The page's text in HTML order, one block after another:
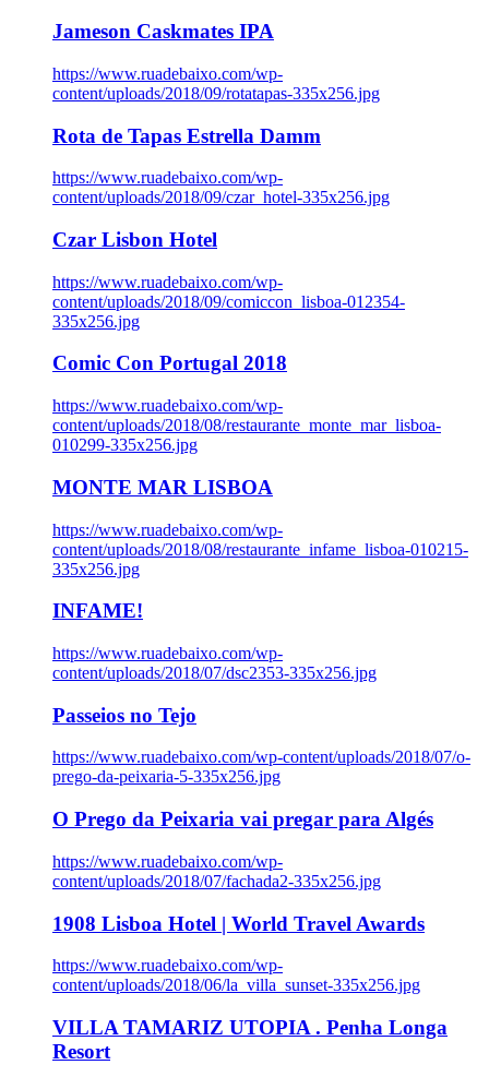
Jameson Caskmates IPA
https://www.ruadebaixo.com/wp-
content/uploads/2018/09/rotatapas-335x256.jpg
Rota de Tapas Estrella Damm
https://www.ruadebaixo.com/wp-
content/uploads/2018/09/czar_hotel-335x256.jpg
Czar Lisbon Hotel
https://www.ruadebaixo.com/wp-
content/uploads/2018/09/comiccon_lisboa-012354-
335x256.jpg
Comic Con Portugal 2018
https://www.ruadebaixo.com/wp-
content/uploads/2018/08/restaurante_monte_mar_lisboa-
010299-335x256.jpg
MONTE MAR LISBOA
https://www.ruadebaixo.com/wp-
content/uploads/2018/08/restaurante_infame_lisboa-010215-
335x256.jpg
INFAME!
https://www.ruadebaixo.com/wp-
content/uploads/2018/07/dsc2353-335x256.jpg
Passeios no Tejo
https://www.ruadebaixo.com/wp-content/uploads/2018/07/o-
prego-da-peixaria-5-335x256.jpg
O Prego da Peixaria vai pregar para Algés
https://www.ruadebaixo.com/wp-
content/uploads/2018/07/fachada2-335x256.jpg
1908 Lisboa Hotel | World Travel Awards
https://www.ruadebaixo.com/wp-
content/uploads/2018/06/la_villa_sunset-335x256.jpg
VILLA TAMARIZ UTOPIA . Penha Longa
Resort